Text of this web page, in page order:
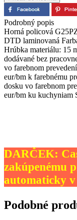
Podrobný popis
Horná policová
DTD laminovaná
Hrúbka materiálu: 15
dodávané bez
vo farebnom
eur/bm k farebnému
dosku vo farebnom
eur/bm ku kuchyniam
DARČEK:
zakúpenému
automaticky
Podobné